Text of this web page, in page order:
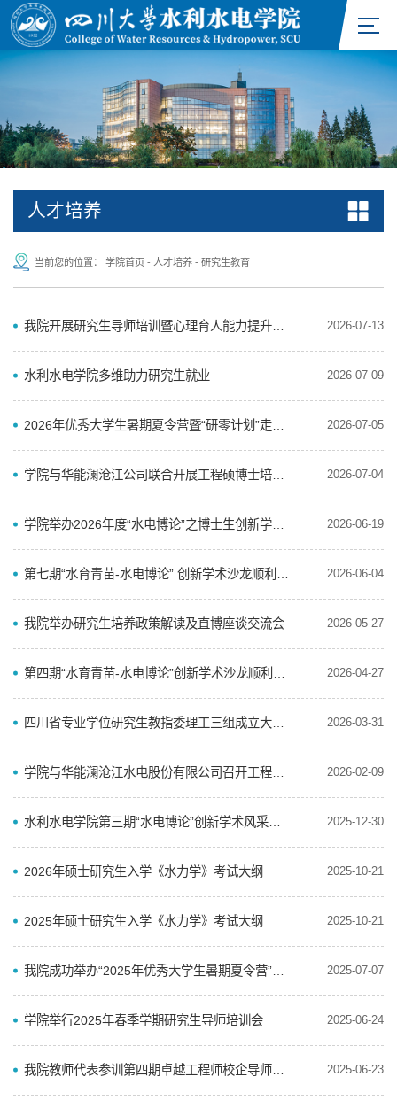
人才培养
当前您的位置： 学院首页 - 人才培养 - 研究生教育
2026-07-13
水利水电学院多维助力研究生就业 2026-07-09
2026-07-05
2026-07-04
2026-06-19
2026-06-04
我院举办研究生培养政策解读及直博座谈交流会 2026-05-27
2026-04-27
2026-03-31
2026-02-09
2025-12-30
2026年硕士研究生入学《水力学》考试大纲 2025-10-21
2025年硕士研究生入学《水力学》考试大纲 2025-10-21
2025-07-07
学院举行2025年春季学期研究生导师培训会 2025-06-24
2025-06-23